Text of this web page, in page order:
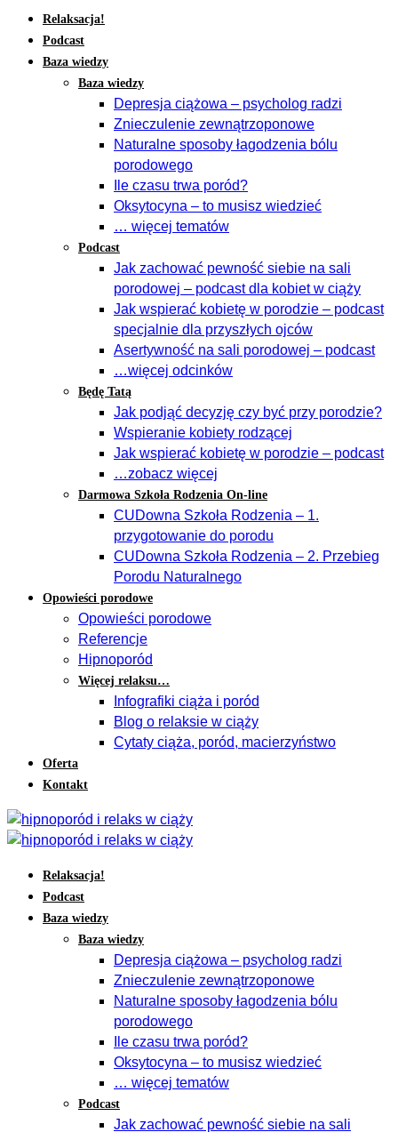
Relaksacja!
Podcast
Baza wiedzy
Baza wiedzy
Depresja ciążowa – psycholog radzi
Znieczulenie zewnątrzoponowe
Naturalne sposoby łagodzenia bólu
porodowego
Ile czasu trwa poród?
Oksytocyna – to musisz wiedzieć
… więcej tematów
Podcast
Jak zachować pewność siebie na sali
porodowej – podcast dla kobiet w ciąży
Jak wspierać kobietę w porodzie – podcast
specjalnie dla przyszłych ojców
Asertywność na sali porodowej – podcast
…więcej odcinków
Będę Tatą
Jak podjąć decyzję czy być przy porodzie?
Wspieranie kobiety rodzącej
Jak wspierać kobietę w porodzie – podcast
…zobacz więcej
Darmowa Szkoła Rodzenia On-line
CUDowna Szkoła Rodzenia – 1.
przygotowanie do porodu
CUDowna Szkoła Rodzenia – 2. Przebieg
Porodu Naturalnego
Opowieści porodowe
Opowieści porodowe
Referencje
Hipnoporód
Więcej relaksu…
Infografiki ciąża i poród
Blog o relaksie w ciąży
Cytaty ciąża, poród, macierzyństwo
Oferta
Kontakt
Relaksacja!
Podcast
Baza wiedzy
Baza wiedzy
Depresja ciążowa – psycholog radzi
Znieczulenie zewnątrzoponowe
Naturalne sposoby łagodzenia bólu
porodowego
Ile czasu trwa poród?
Oksytocyna – to musisz wiedzieć
… więcej tematów
Podcast
Jak zachować pewność siebie na sali